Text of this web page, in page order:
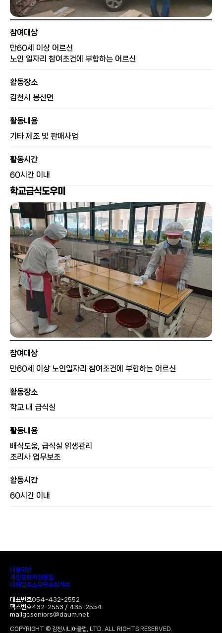
참여대상
만60세 이상 어르신
노인 일자리 참여조건에 부합하는 어르신
활동장소
김천시 봉산면
활동내용
기타 제조 및 판매사업
활동시간
60시간 이내
학교급식도우미
참여대상
만60세 이상 노인일자리 참여조건에 부합하는 어르신
활동장소
학교 내 급식실
활동내용
배식도움, 급식실 위생관리
조리사 업무보조
활동시간
60시간 이내
이용약관
개인정보처리방침
이메일주소무단수집거부
대표번호054-432-2552
팩스번호432-2553 / 435-2554
mailgcseniors@daum.net
COPYRIGHT © 김천시니어클럽, LTD. ALL RIGHTS RESERVED.